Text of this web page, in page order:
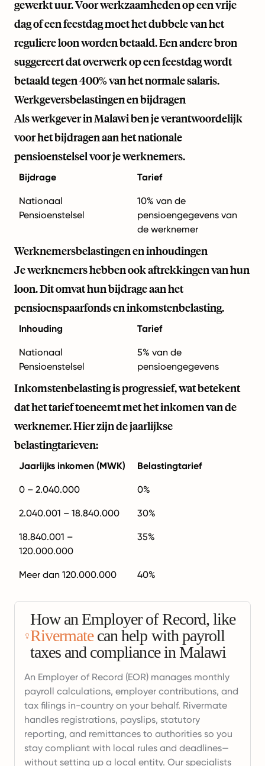
gewerkt uur. Voor werkzaamheden op een vrije
dag of een feestdag moet het dubbele van het
reguliere loon worden betaald. Een andere bron
suggereert dat overwerk op een feestdag wordt
betaald tegen 400% van het normale salaris.
Werkgeversbelastingen en bijdragen
Als werkgever in Malawi ben je verantwoordelijk
voor het bijdragen aan het nationale
pensioenstelsel voor je werknemers.
Bijdrage Tarief
Nationaal
Pensioenstelsel
10% van de
pensioengegevens van
de werknemer
Werknemersbelastingen en inhoudingen
Je werknemers hebben ook aftrekkingen van hun
loon. Dit omvat hun bijdrage aan het
pensioenspaarfonds en inkomstenbelasting.
Inhouding Tarief
Nationaal
Pensioenstelsel
5% van de
pensioengegevens
Inkomstenbelasting is progressief, wat betekent
dat het tarief toeneemt met het inkomen van de
werknemer. Hier zijn de jaarlijkse
belastingtarieven:
Jaarlijks inkomen (MWK) Belastingtarief
0 – 2.040.000 0%
2.040.001 – 18.840.000 30%
18.840.001 –
120.000.000
35%
Meer dan 120.000.000 40%
How an Employer of Record, like
Rivermatecan help with payroll
taxes and compliance in Malawi
An Employer of Record (EOR) manages monthly
payroll calculations, employer contributions, and
tax filings in-country on your behalf. Rivermate
handles registrations, payslips, statutory
reporting, and remittances to authorities so you
stay compliant with local rules and deadlines—
without setting up a local entity. Our specialists